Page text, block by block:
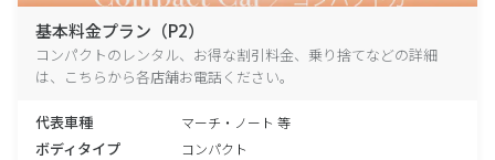
基本料金プラン（P2）
コンパクトのレンタル、お得な割引料金、乗り捨てなどの詳細
は、こちらから各店舗お電話ください。
代表車種 マーチ・ノート 等
ボディタイプ コンパクト